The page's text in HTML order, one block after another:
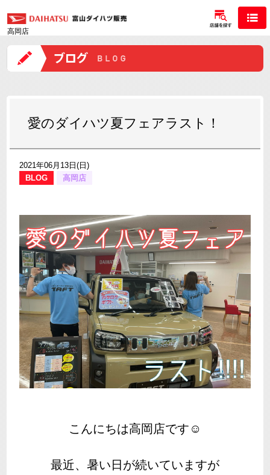
高岡店
愛のダイハツ夏フェアラスト！
2021年06月13日(日)
BLOG
高岡店
こんにちは高岡店です☺
最近、暑い日が続いていますが